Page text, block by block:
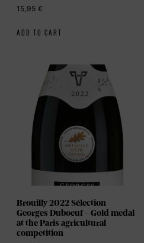
15,95 €
ADD TO CART
Brouilly 2022 Sélection
Georges Duboeuf – Gold medal
at the Paris agricultural
competition